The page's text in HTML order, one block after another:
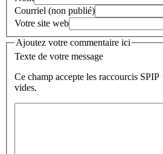
Courriel (non publié)
Votre site web
Ajoutez votre commentaire ici
Texte de votre message
Ce champ accepte les raccourcis SPIP
vides.